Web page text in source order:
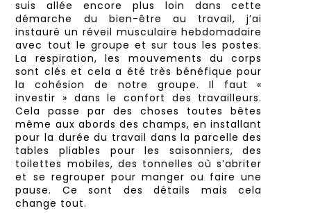
suis allée encore plus loin dans cette
démarche du bien-être au travail, j’ai
instauré un réveil musculaire hebdomadaire
avec tout le groupe et sur tous les postes.
La respiration, les mouvements du corps
sont clés et cela a été très bénéfique pour
la cohésion de notre groupe. Il faut «
investir » dans le confort des travailleurs.
Cela passe par des choses toutes bêtes
même aux abords des champs, en installant
pour la durée du travail dans la parcelle des
tables pliables pour les saisonniers, des
toilettes mobiles, des tonnelles où s’abriter
et se regrouper pour manger ou faire une
pause. Ce sont des détails mais cela
change tout.